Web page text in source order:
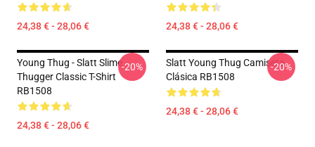
24,38 € - 28,06 € 24,38 € - 28,06 €
Young Thug - Slatt Slime
Thugger Classic T-Shirt
RB1508
24,38 € - 28,06 €
-20%
Slatt Young Thug Camiseta
Clásica RB1508
24,38 € - 28,06 €
-20%